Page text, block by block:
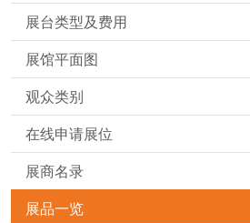
展台类型及费用
展馆平面图
观众类别
在线申请展位
展商名录
展品一览